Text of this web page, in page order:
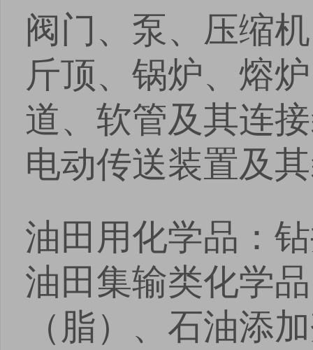
阀门、泵、压缩
斤顶、锅炉、熔
道、软管及其连
电动传送装置及
油田用化学品：
油田集输类化学
（脂）、石油添